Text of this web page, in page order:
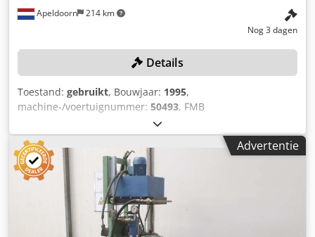
Apeldoorn 214 km
Nog 3 dagen
Details
Toestand: gebruikt, Bouwjaar: 1995,
machine-/voertuignummer: 50493, FMB
metaalbandzaagmachine met bedieningspaneel en aan-
en afvoerrollenbanen. Details: Merk: FMB Bouwjaar: 1995
Serienummer: 50493 Vermelding: Werktoolmachines
Germond, Izegem Uitvoering: horizontale
bandzaagopstelling Rollenbanen: 2 stuks (aanvoer en
afvoer) Codpeznb Uvjfx Ab Usha Elektrische markering: 400
V Conditie: gebruikt Koper is zelf verantwoordelijk voor
demontage, er zijn geen hulpmiddelen aanwezig
Advertentie